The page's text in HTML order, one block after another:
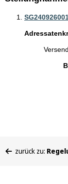
befinden
zurück zu: